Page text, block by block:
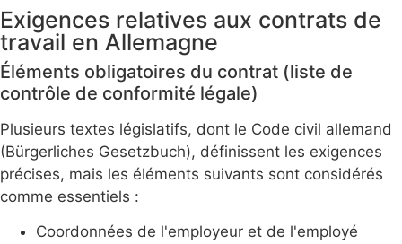
Exigences relatives aux contrats de
travail en Allemagne
Éléments obligatoires du contrat (liste de
contrôle de conformité légale)
Plusieurs textes législatifs, dont le Code civil allemand
(Bürgerliches Gesetzbuch), définissent les exigences
précises, mais les éléments suivants sont considérés
comme essentiels :
Coordonnées de l'employeur et de l'employé